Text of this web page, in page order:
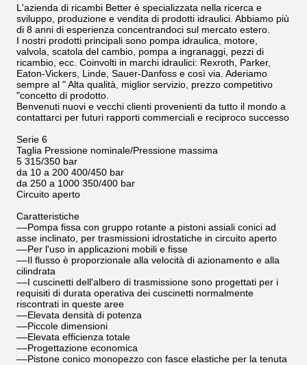
L'azienda di ricambi Better è specializzata nella ricerca e
sviluppo, produzione e vendita di prodotti idraulici. Abbiamo più
di 8 anni di esperienza concentrandoci sul mercato estero.
I nostri prodotti principali sono pompa idraulica, motore,
valvola, scatola del cambio, pompa a ingranaggi, pezzi di
ricambio, ecc. Coinvolti in marchi idraulici: Rexroth, Parker,
Eaton-Vickers, Linde, Sauer-Danfoss e così via. Aderiamo
sempre al " Alta qualità, miglior servizio, prezzo competitivo
"concetto di prodotto.
Benvenuti nuovi e vecchi clienti provenienti da tutto il mondo a
contattarci per futuri rapporti commerciali e reciproco successo
Serie 6
Taglia Pressione nominale/Pressione massima
5 315/350 bar
da 10 a 200 400/450 bar
da 250 a 1000 350/400 bar
Circuito aperto
Caratteristiche
––Pompa fissa con gruppo rotante a pistoni assiali conici ad
asse inclinato, per trasmissioni idrostatiche in circuito aperto
––Per l'uso in applicazioni mobili e fisse
––Il flusso è proporzionale alla velocità di azionamento e alla
cilindrata
––I cuscinetti dell'albero di trasmissione sono progettati per i
requisiti di durata operativa dei cuscinetti normalmente
riscontrati in queste aree
––Elevata densità di potenza
––Piccole dimensioni
––Elevata efficienza totale
––Progettazione economica
––Pistone conico monopezzo con fasce elastiche per la tenuta